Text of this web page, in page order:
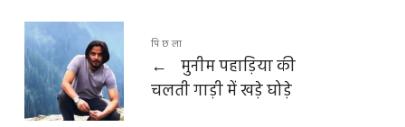
पिछला
←
मुनीम पहाड़िया की
चलती गाड़ी में खड़े घोड़े